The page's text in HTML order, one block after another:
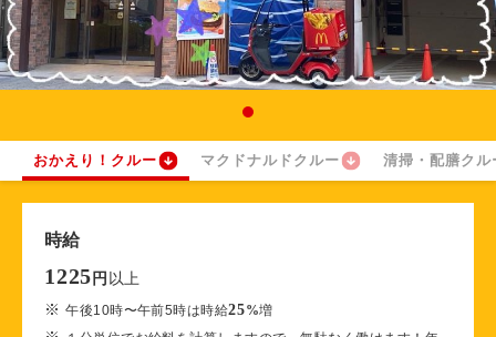
おかえり！クルー マクドナルドクルー 清掃・配膳クル
時給
1225 円 以上
※午後10時〜午前5時は時給25%増